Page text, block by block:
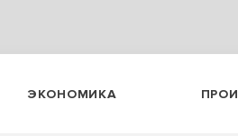
ЭКОНОМИКА